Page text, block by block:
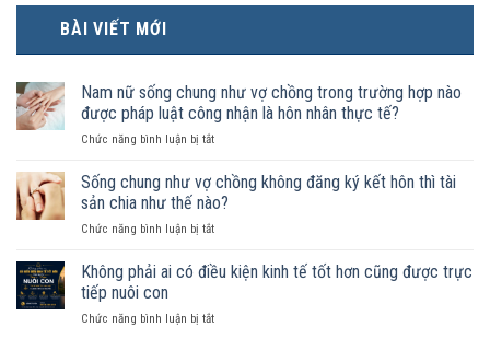
BÀI VIẾT MỚI
Nam nữ sống chung như vợ chồng trong trường hợp nào
được pháp luật công nhận là hôn nhân thực tế?
Chức năng bình luận bị tắtở
nữ
sống
chung
như
chồng
hợp
Sống chung như vợ chồng không đăng ký kết hôn thì tài
sản chia như thế nào?
Chức năng bình luận bị tắtở
chung
chồng
Không phải ai có điều kiện kinh tế tốt hơn cũng được trực
tiếp nuôi con
Chức năng bình luận bị tắtở